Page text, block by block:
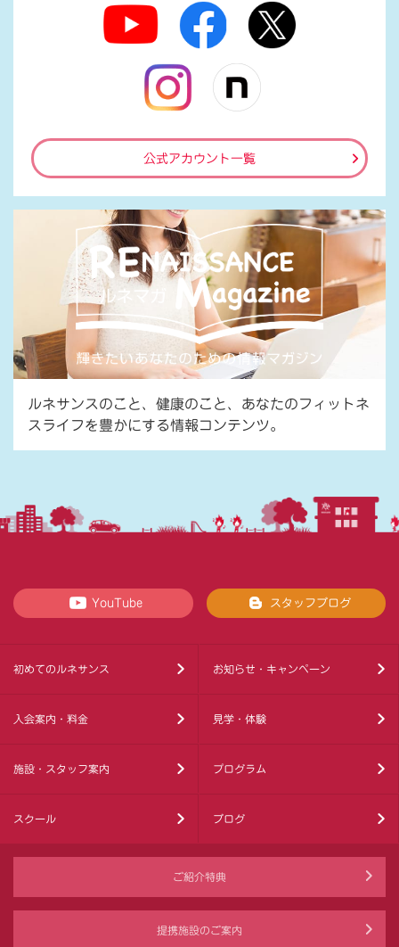
公式アカウント一覧
ルネサンスのこと、健康のこと、あなたのフィットネ
スライフを豊かにする情報コンテンツ。
YouTube スタッフブログ
初めてのルネサンス お知らせ・キャンペーン
入会案内・料金 見学・体験
施設・スタッフ案内 プログラム
スクール ブログ
ご紹介特典
提携施設のご案内